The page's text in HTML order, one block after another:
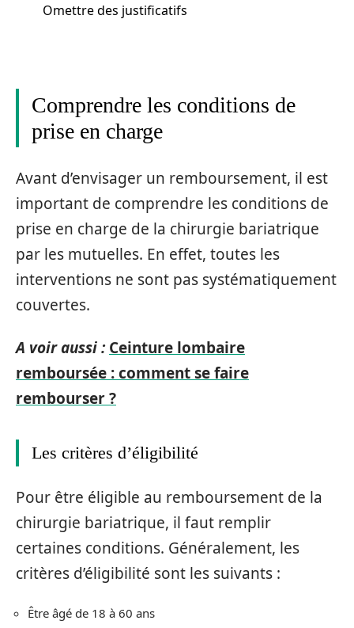
Omettre des justificatifs
Comprendre les conditions de
prise en charge
Avant d’envisager un remboursement, il est
important de comprendre les conditions de
prise en charge de la chirurgie bariatrique
par les mutuelles. En effet, toutes les
interventions ne sont pas systématiquement
couvertes.
A voir aussi : Ceinture lombaire
remboursée : comment se faire
rembourser ?
Les critères d’éligibilité
Pour être éligible au remboursement de la
chirurgie bariatrique, il faut remplir
certaines conditions. Généralement, les
critères d’éligibilité sont les suivants :
Être âgé de 18 à 60 ans